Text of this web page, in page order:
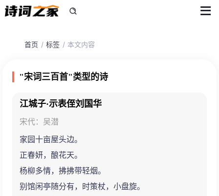
首页 标签 本文内容
"宋词三百首"类型的诗
江城子·示表侄刘国华
宋代：吴潜
家园十亩屋头边。
正春妍，酿花天。
杨柳多情，拂拂带轻烟。
别馆闲亭随分有，时策杖，小盘旋。